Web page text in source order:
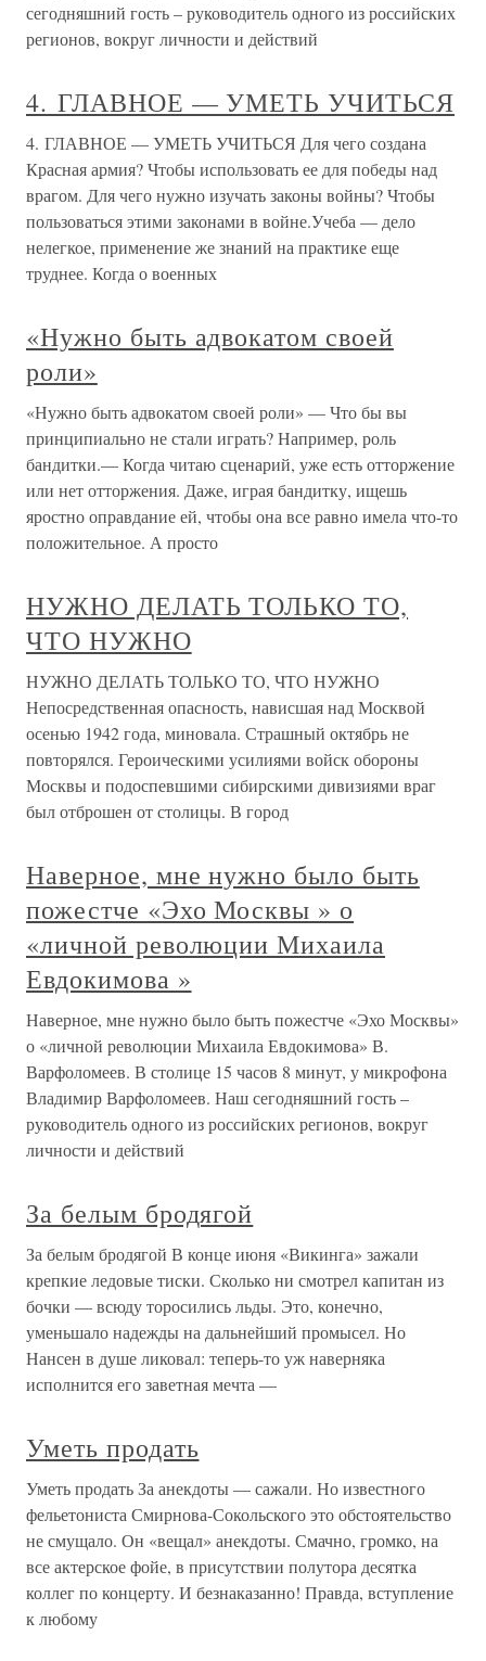
сегодняшний гость – руководитель одного из российских
регионов, вокруг личности и действий
4. ГЛАВНОЕ — УМЕТЬ УЧИТЬСЯ
4. ГЛАВНОЕ — УМЕТЬ УЧИТЬСЯ Для чего создана
Красная армия? Чтобы использовать ее для победы над
врагом. Для чего нужно изучать законы войны? Чтобы
пользоваться этими законами в войне.Учеба — дело
нелегкое, применение же знаний на практике еще
труднее. Когда о военных
«Нужно быть адвокатом своей
роли»
«Нужно быть адвокатом своей роли» — Что бы вы
принципиально не стали играть? Например, роль
бандитки.— Когда читаю сценарий, уже есть отторжение
или нет отторжения. Даже, играя бандитку, ищешь
яростно оправдание ей, чтобы она все равно имела что-то
положительное. А просто
НУЖНО ДЕЛАТЬ ТОЛЬКО ТО,
ЧТО НУЖНО
НУЖНО ДЕЛАТЬ ТОЛЬКО ТО, ЧТО НУЖНО
Непосредственная опасность, нависшая над Москвой
осенью 1942 года, миновала. Страшный октябрь не
повторялся. Героическими усилиями войск обороны
Москвы и подоспевшими сибирскими дивизиями враг
был отброшен от столицы. В город
Наверное, мне нужно было быть
пожестче «Эхо Москвы » о
«личной революции Михаила
Евдокимова »
Наверное, мне нужно было быть пожестче «Эхо Москвы»
о «личной революции Михаила Евдокимова» В.
Варфоломеев. В столице 15 часов 8 минут, у микрофона
Владимир Варфоломеев. Наш сегодняшний гость –
руководитель одного из российских регионов, вокруг
личности и действий
За белым бродягой
За белым бродягой В конце июня «Викинга» зажали
крепкие ледовые тиски. Сколько ни смотрел капитан из
бочки — всюду торосились льды. Это, конечно,
уменьшало надежды на дальнейший промысел. Но
Нансен в душе ликовал: теперь-то уж наверняка
исполнится его заветная мечта —
Уметь продать
Уметь продать За анекдоты — сажали. Но известного
фельетониста Смирнова-Сокольского это обстоятельство
не смущало. Он «вещал» анекдоты. Смачно, громко, на
все актерское фойе, в присутствии полутора десятка
коллег по концерту. И безнаказанно! Правда, вступление
к любому